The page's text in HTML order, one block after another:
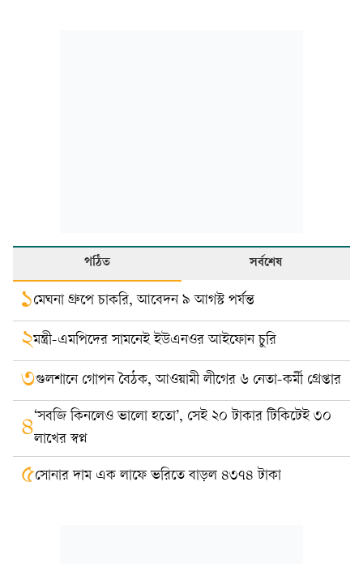
পঠিত সর্বশেষ
১মেঘনা গ্রুপে চাকরি, আবেদন ৯ আগস্ট পর্যন্ত
২মন্ত্রী-এমপিদের সামনেই ইউএনওর আইফোন চুরি
৩গুলশানে গোপন বৈঠক, আওয়ামী লীগের ৬ নেতা-কর্মী গ্রেপ্তার
৪‘সবজি কিনলেও ভালো হতো’, সেই ২০ টাকার টিকিটেই ৩০
লাখের স্বপ্ন
৫সোনার দাম এক লাফে ভরিতে বাড়ল ৪৩৭৪ টাকা